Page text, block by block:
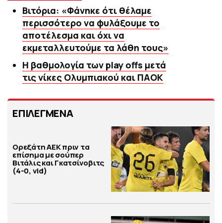
Βιτόρια: «Φάνηκε ότι θέλαμε
περισσότερο να φυλάξουμε το
αποτέλεσμα και όχι να
εκμεταλλευτούμε τα λάθη τους»
Η βαθμολογία των play offs μετά
τις νίκες Ολυμπιακού και ΠΑΟΚ
ΕΠΙΛΕΓΜΕΝΑ
Ορεξάτη ΑΕΚ πριν τα
επίσημα με σούπερ
Βιτάλις και Γκατσίνοβιτς
(4-0, vid)